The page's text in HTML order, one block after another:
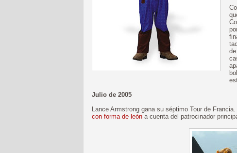
Julio de 2005
Lance Armstrong gana su séptimo Tour de
con forma de león a cuenta del patrocinador